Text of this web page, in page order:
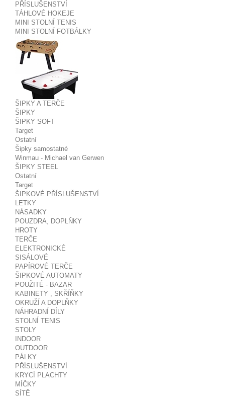
PŘÍSLUŠENSTVÍ
TÁHLOVÉ HOKEJE
MINI STOLNÍ TENIS
MINI STOLNÍ FOTBÁLKY
ŠIPKY A TERČE
ŠIPKY
ŠIPKY SOFT
Target
Ostatní
Šipky samostatné
Winmau - Michael van Gerwen
ŠIPKY STEEL
Ostatní
Target
ŠIPKOVÉ PŘÍSLUŠENSTVÍ
LETKY
NÁSADKY
POUZDRA, DOPLŇKY
HROTY
TERČE
ELEKTRONICKÉ
SISÁLOVÉ
PAPÍROVÉ TERČE
ŠIPKOVÉ AUTOMATY
POUŽITÉ - BAZAR
KABINETY , SKŘÍŇKY
OKRUŽÍ A DOPLŇKY
NÁHRADNÍ DÍLY
STOLNÍ TENIS
STOLY
INDOOR
OUTDOOR
PÁLKY
PŘÍSLUŠENSTVÍ
KRYCÍ PLACHTY
MÍČKY
SÍTĚ